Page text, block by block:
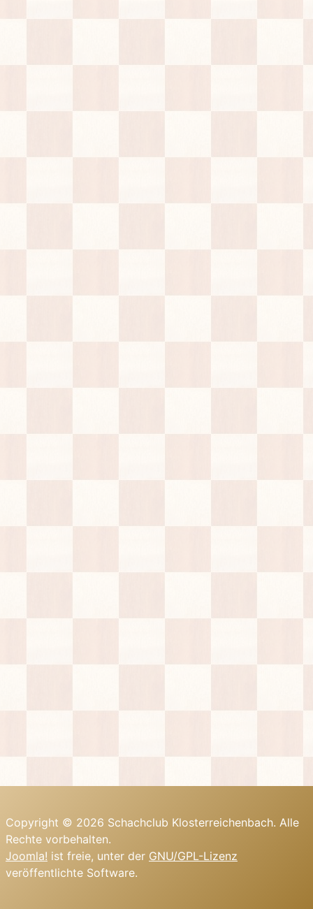
Copyright © 2026 Schachclub Klosterreichenbach. Alle
Rechte vorbehalten.
Joomla! ist freie, unter der GNU/GPL-Lizenz
veröffentlichte Software.